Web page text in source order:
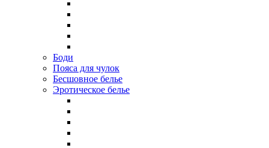
Боди
Пояса для чулок
Бесшовное белье
Эротическое белье